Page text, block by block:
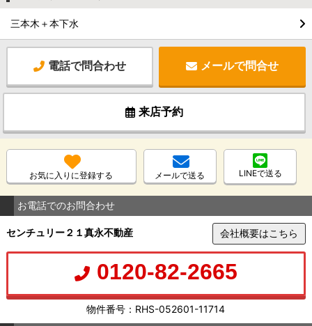
三本木＋本下水
電話で問合わせ メールで問合せ
来店予約
お気に入りに登録する メールで送る LINEで送る
お電話でのお問合わせ
センチュリー２１真永不動産 会社概要はこちら
0120-82-2665
物件番号：RHS-052601-11714